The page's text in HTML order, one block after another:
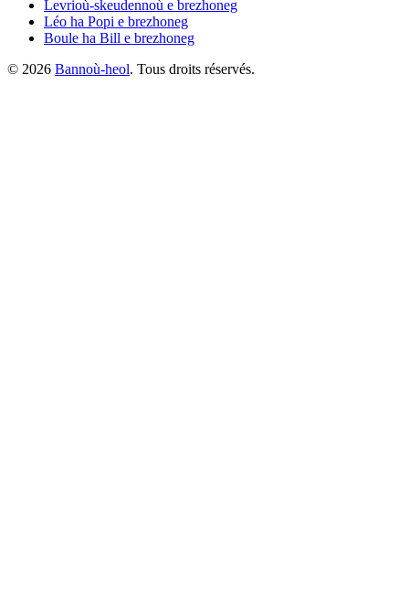
Levrioù-skeudennoù e brezhoneg
Léo ha Popi e brezhoneg
Boule ha Bill e brezhoneg
© 2026 Bannoù-heol. Tous droits réservés.